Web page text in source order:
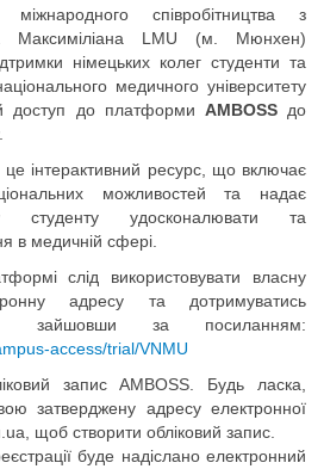
співробітництва з
Максиміліана LMU (м. Мюнхен)
німецьких колег студенти та
медичного університету
доступ до платформи AMBOSS до
інтерактивний ресурс, що включає
можливостей та надає
студенту удосконалювати та
в медичній сфері.
слід використовувати власну
адресу та дотримуватись
зайшовши за посиланням:
access/trial/VNMU
запис AMBOSS. Будь ласка,
затверджену адресу електронної
щоб створити обліковий запис.
буде надіслано електронний